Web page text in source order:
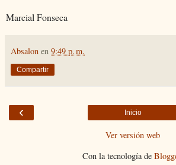
Marcial Fonseca
Absalon en 9:49 p. m.
Compartir
‹ Inicio
Ver versión web
Con la tecnología de